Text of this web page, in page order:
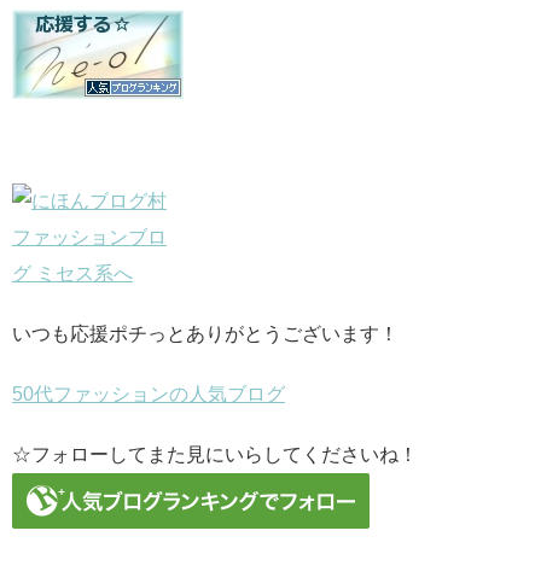
いつも応援ポチっとありがとうございます！
50代ファッションの人気ブログ
☆フォローしてまた見にいらしてくださいね！